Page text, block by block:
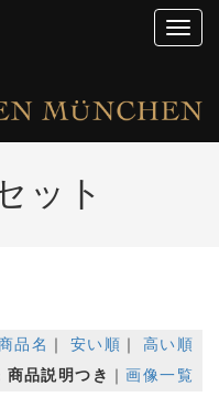
ット
品名 安い順
高い順
商品説明つき 画像一覧